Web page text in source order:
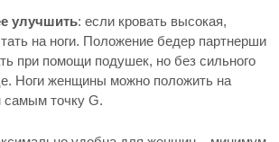
улучшить: если кровать высокая,
на ноги. Положение бедер партнерши
при помощи подушек, но без сильного
Ноги женщины можно положить на
самым точку G.